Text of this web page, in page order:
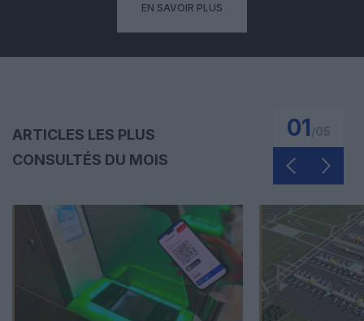
EN SAVOIR PLUS
ARTICLES LES PLUS
CONSULTÉS DU MOIS
01